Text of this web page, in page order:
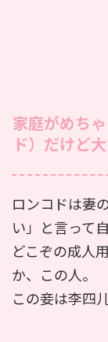
家庭がめち
ド）だけど
ロンコドは妻
い」と言って
どこぞの成人
か、この人。
この妾は李四